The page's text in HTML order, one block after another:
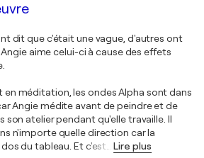
dit que c'était une vague, d'autres ont
aime celui-ci à cause des effets
en méditation, les ondes Alpha sont dans
Angie médite avant de peindre et de
son atelier pendant qu'elle travaille. Il
n'importe quelle direction car la
du tableau. Et c'est
Lire plus